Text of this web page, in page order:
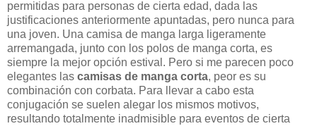
permitidas para personas de cierta edad, dada las
justificaciones anteriormente apuntadas, pero nunca para
una joven. Una camisa de manga larga ligeramente
arremangada, junto con los polos de manga corta, es
siempre la mejor opción estival. Pero si me parecen poco
elegantes las camisas de manga corta, peor es su
combinación con corbata. Para llevar a cabo esta
conjugación se suelen alegar los mismos motivos,
resultando totalmente inadmisible para eventos de cierta